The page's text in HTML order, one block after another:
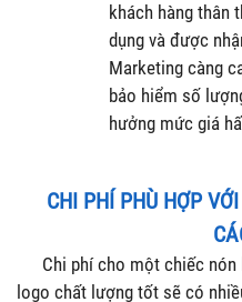
khách hàng thân
dụng và được
Marketing càng
bảo hiểm số
hưởng mức giá
CHI PHÍ PHÙ HỢP
Chi phí cho một chiếc
logo chất lượng tốt sẽ có